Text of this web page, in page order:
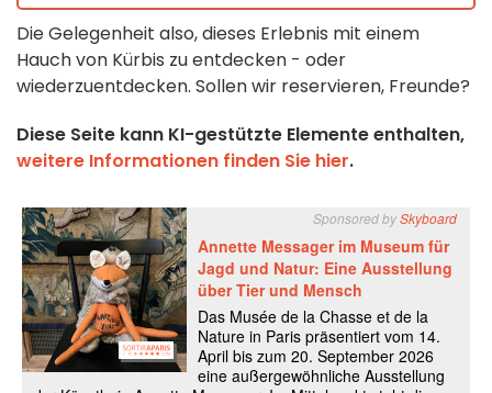
Die Gelegenheit also, dieses Erlebnis mit einem
Hauch von Kürbis zu entdecken - oder
wiederzuentdecken. Sollen wir reservieren, Freunde?
Diese Seite kann KI-gestützte Elemente enthalten,
weitere Informationen finden Sie hier.